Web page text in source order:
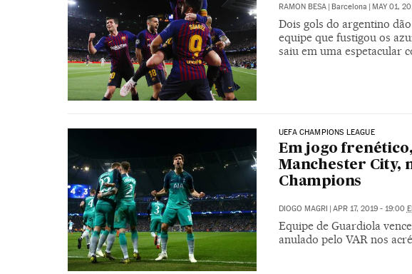
RAMON BESA | Barcelona | MAY 01,
Dois gols do argentino
equipe que fustigou os
saiu em uma espetacular
UEFA CHAMPIONS LEAGUE
Em jogo
Manchester City,
Champions
DIOGO MAGRI | APR 17, 2019 - 19:00
Equipe de Guardiola
anulado pelo VAR nos